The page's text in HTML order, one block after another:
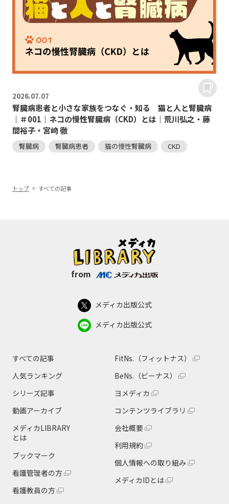
2026.07.07
腎臓病患者と小さな家族をつなぐ・知る 猫と人と腎臓病
｜＃001｜ネコの慢性腎臓病（CKD）とは｜荒川弘之・藤
間裕子・宮﨑 徹
腎臓病 腎臓病患者 猫の慢性腎臓病 CKD
トップ すべての記事
from
メディカ出版公式
メディカ出版公式
すべての記事
人気ランキング
シリーズ記事
動画アーカイブ
メディカLIBRARY
とは
ブックマーク
看護管理者の方
看護教員の方
FitNs.（フィットナス）
BeNs.（ビーナス）
ヨメディカ
コンテンツライブラリ
会社概要
利用規約
個人情報への取り組み
メディカIDとは